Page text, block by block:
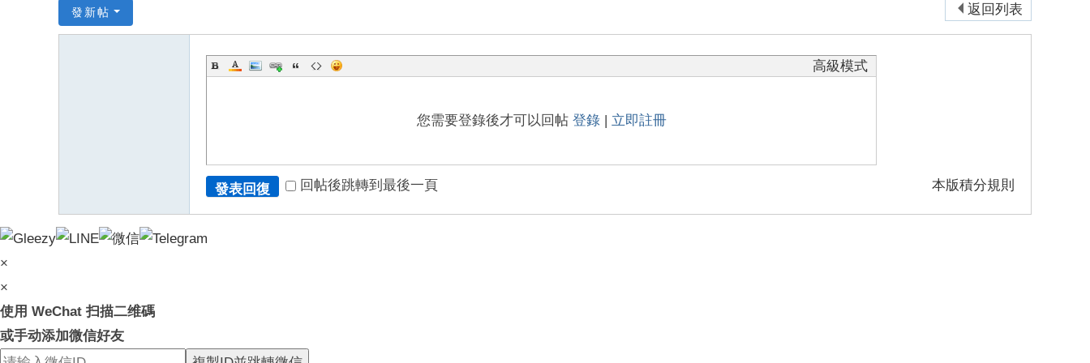
返回列表
發新帖
高級模式
您需要登錄後才可以回帖 登錄| 立即註冊
本版積分規則
發表回復 回帖後跳轉到最後一頁
×
×
使用 WeChat 扫描二维碼
或手动添加微信好友